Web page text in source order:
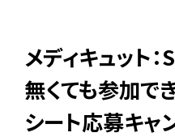
メディキュット
無くても参加で
シート応募キャ